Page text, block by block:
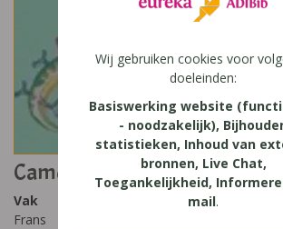
Caméléon 2
Vak
Frans
Wij gebruiken cookies voor
doeleinden:
Basiswerking website
- noodzakelijk),
statistieken, Inhoud van
bronnen, Live Chat,
Toegankelijkheid,
mail.